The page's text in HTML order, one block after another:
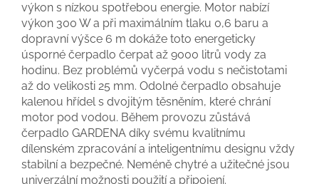
výkon s nízkou spotřebou energie. Motor nabízí
výkon 300 W a při maximálním tlaku 0,6 baru a
dopravní výšce 6 m dokáže toto energeticky
úsporné čerpadlo čerpat až 9000 litrů vody za
hodinu. Bez problémů vyčerpá vodu s nečistotami
až do velikosti 25 mm. Odolné čerpadlo obsahuje
kalenou hřídel s dvojitým těsněním, které chrání
motor pod vodou. Během provozu zůstává
čerpadlo GARDENA díky svému kvalitnímu
dílenském zpracování a inteligentnímu designu vždy
stabilní a bezpečné. Neméně chytré a užitečné jsou
univerzální možnosti použití a připojení.